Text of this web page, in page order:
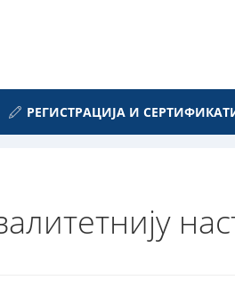
РЕГИСТРАЦИЈА И